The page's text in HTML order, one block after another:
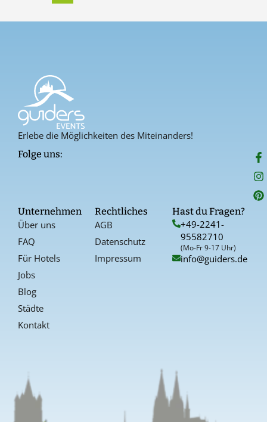
Erlebe die Möglichkeiten des Miteinanders!
Folge uns: F
a
c
e
b
I
n
s
t
a
P
i
n
t
e
Unternehmen
Über uns
FAQ
Für Hotels
Jobs
Blog
Städte
Kontakt
Rechtliches
AGB
Datenschutz
Impressum
Hast du Fragen?
+49-2241-
95582710
(Mo-Fr 9-17 Uhr)
info@guiders.de